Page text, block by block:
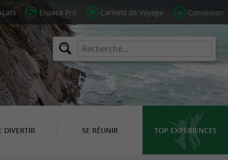
Espace Pro Carnets de Voyage Connexion
DIVERTIR SE RÉUNIR TOP EXPÉRIENCES